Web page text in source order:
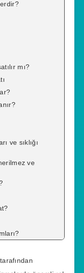
mı?
ve sıklığı
ve